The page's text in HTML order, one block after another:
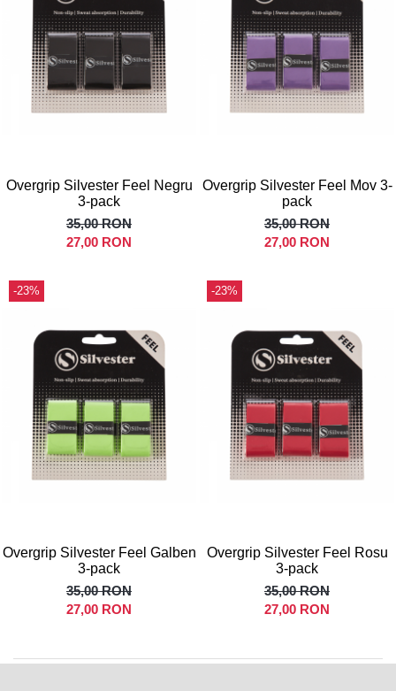
Overgrip Silvester Feel Negru
3-pack
35,00 RON
27,00 RON
Overgrip Silvester Feel Mov 3-
pack
35,00 RON
27,00 RON
-23%
Overgrip Silvester Feel Galben
3-pack
35,00 RON
27,00 RON
-23%
Overgrip Silvester Feel Rosu
3-pack
35,00 RON
27,00 RON